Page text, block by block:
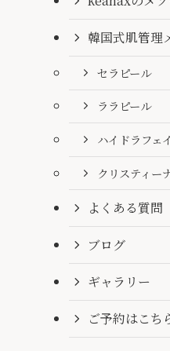
韓国式肌管理
セラピール
ララピール
ハイドラフェ
クリスティー
よくある質問
ブログ
ギャラリー
ご予約はこち